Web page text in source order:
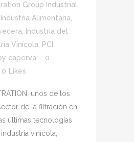
Group Industrial
Industria Alimentaria
Industria del
Vinícola
PCI
caperva
0
0 Likes
unos de los
de la filtración en
últimas tecnologías
vinícola,